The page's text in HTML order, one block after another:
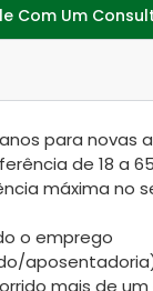
Com Um
anos para novas
de 18 a
máxima no
o emprego
mais de um